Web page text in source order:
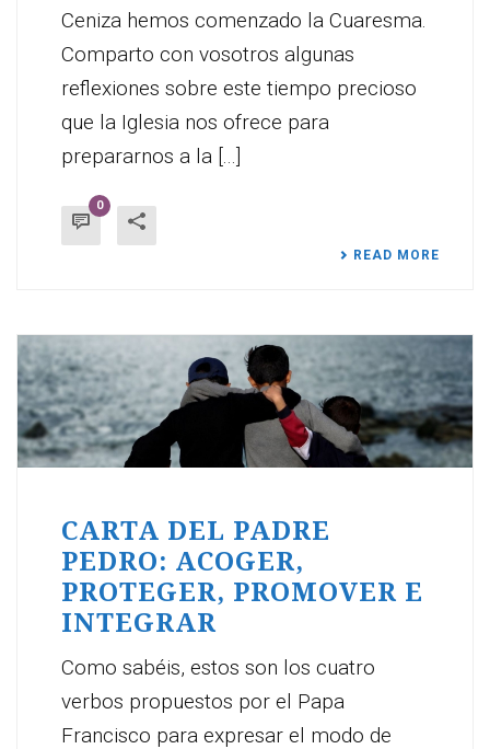
Ceniza hemos comenzado la Cuaresma.
Comparto con vosotros algunas
reflexiones sobre este tiempo precioso
que la Iglesia nos ofrece para
prepararnos a la [...]
0
READ MORE
CARTA DEL PADRE
PEDRO: ACOGER,
PROTEGER, PROMOVER E
INTEGRAR
Como sabéis, estos son los cuatro
verbos propuestos por el Papa
Francisco para expresar el modo de